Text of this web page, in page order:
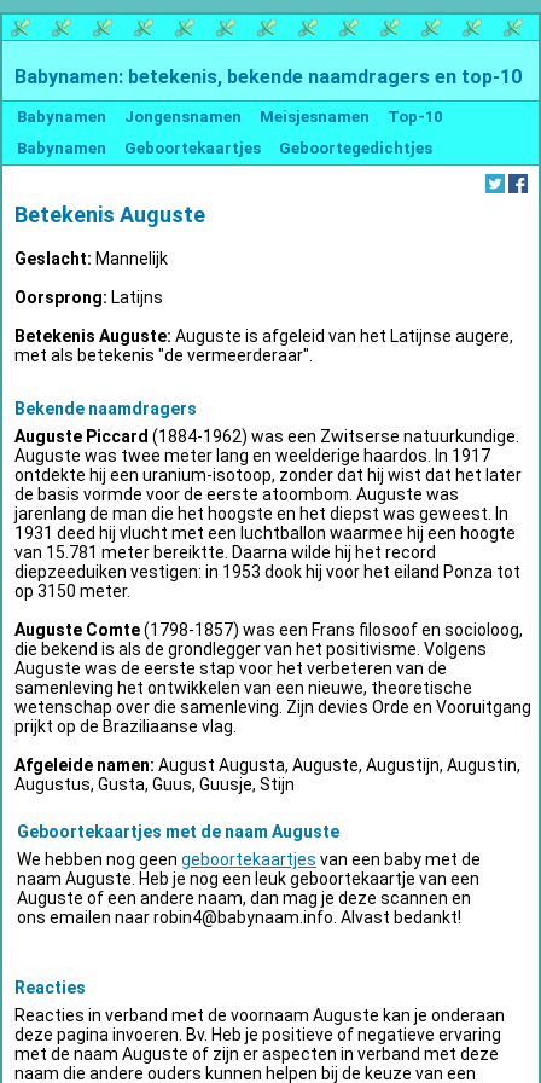
Babynamen: betekenis, bekende naamdragers en top-10
Babynamen Jongensnamen Meisjesnamen
Top-10
Babynamen
Geboortekaartjes Geboortegedichtjes
Betekenis Auguste
Geslacht: Mannelijk
Oorsprong: Latijns
Betekenis Auguste: Auguste is afgeleid van het Latijnse augere,
met als betekenis "de vermeerderaar".
Bekende naamdragers
Auguste Piccard (1884-1962) was een Zwitserse natuurkundige.
Auguste was twee meter lang en weelderige haardos. In 1917
ontdekte hij een uranium-isotoop, zonder dat hij wist dat het later
de basis vormde voor de eerste atoombom. Auguste was
jarenlang de man die het hoogste en het diepst was geweest. In
1931 deed hij vlucht met een luchtballon waarmee hij een hoogte
van 15.781 meter bereiktte. Daarna wilde hij het record
diepzeeduiken vestigen: in 1953 dook hij voor het eiland Ponza tot
op 3150 meter.
Auguste Comte(1798-1857) was een Frans filosoof en socioloog,
die bekend is als de grondlegger van het positivisme. Volgens
Auguste was de eerste stap voor het verbeteren van de
samenleving het ontwikkelen van een nieuwe, theoretische
wetenschap over die samenleving. Zijn devies Orde en Vooruitgang
prijkt op de Braziliaanse vlag.
Afgeleide namen: August Augusta, Auguste, Augustijn, Augustin,
Augustus, Gusta, Guus, Guusje, Stijn
Geboortekaartjes met de naam Auguste
We hebben nog geen geboortekaartjes van een baby met de
naam Auguste. Heb je nog een leuk geboortekaartje van een
Auguste of een andere naam, dan mag je deze scannen en
ons emailen naarrobin4@babynaam.info . Alvast bedankt!
Reacties
Reacties in verband met de voornaam Auguste kan je onderaan
deze pagina invoeren. Bv. Heb je positieve of negatieve ervaring
met de naam Auguste of zijn er aspecten in verband met deze
naam die andere ouders kunnen helpen bij de keuze van een